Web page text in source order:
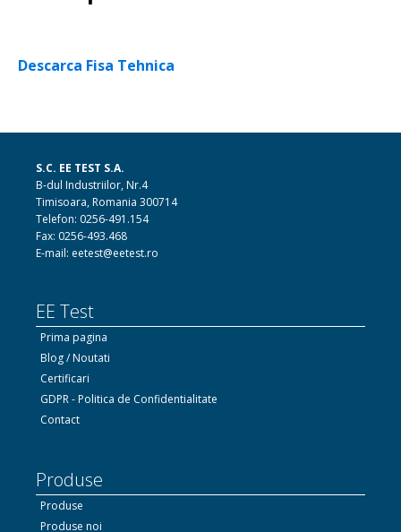
Descarca Fisa Tehnica
S.C. EE TEST S.A.
B-dul Industriilor, Nr.4
Timisoara, Romania 300714
Telefon: 0256-491.154
Fax: 0256-493.468
E-mail: eetest@eetest.ro
EE Test
Prima pagina
Blog / Noutati
Certificari
GDPR - Politica de Confidentialitate
Contact
Produse
Produse
Produse noi